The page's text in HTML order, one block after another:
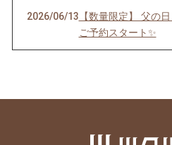
2026/06/13 【数量限定】 父の
ご予約スタート✨
2026/04/20🌿「新緑の活力×黒
【ご報告】札幌以外